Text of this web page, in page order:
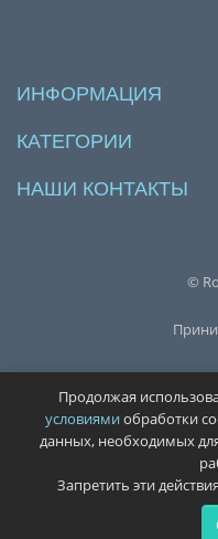
ИНФОРМАЦИЯ
КАТЕГОРИИ
НАШИ КОНТАКТЫ
©
Вся информация на
стоимость, носит
не является
Характеристики и
Продолжая
условиямиобработки
данных, необходимых
Запретить эти